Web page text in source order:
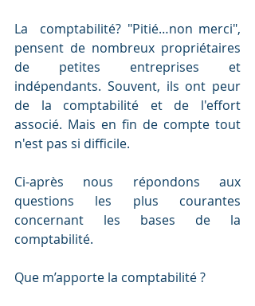
La  comptabilité? "Pitié…non merci",
pensent de nombreux propriétaires
de petites entreprises et
indépendants. Souvent, ils ont peur
de la comptabilité et de l'effort
associé. Mais en fin de compte tout
n'est pas si difficile.
Ci-après nous répondons aux
questions les plus courantes
concernant les bases de la
comptabilité.
Que m’apporte la comptabilité ?